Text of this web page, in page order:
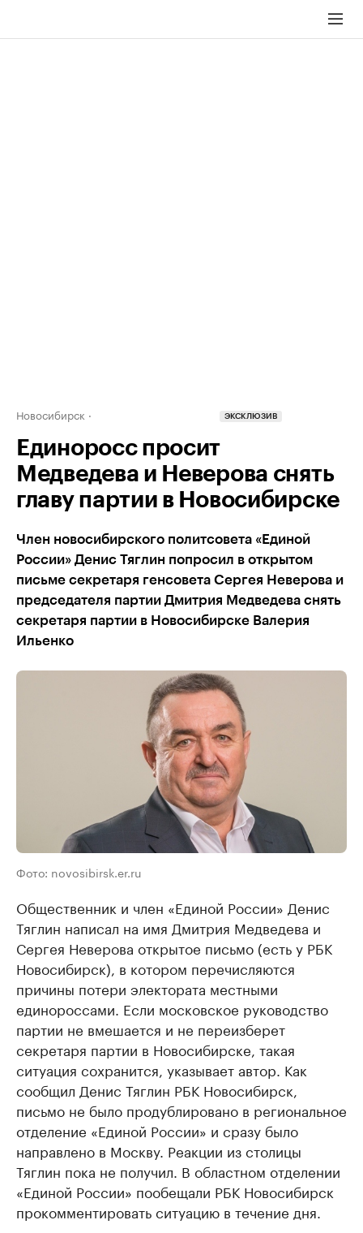
Новосибирск ЭКСКЛЮЗИВ
Единоросс просит
Медведева и Неверова снять
главу партии в Новосибирске
Член новосибирского политсовета «Единой
России» Денис Тяглин попросил в открытом
письме секретаря генсовета Сергея Неверова и
председателя партии Дмитрия Медведева снять
секретаря партии в Новосибирске Валерия
Ильенко
Фото: novosibirsk.er.ru
Общественник и член «Единой России» Денис
Тяглин написал на имя Дмитрия Медведева и
Сергея Неверова открытое письмо (есть у РБК
Новосибирск), в котором перечисляются
причины потери электората местными
единороссами. Если московское руководство
партии не вмешается и не переизберет
секретаря партии в Новосибирске, такая
ситуация сохранится, указывает автор. Как
сообщил Денис Тяглин РБК Новосибирск,
письмо не было продублировано в региональное
отделение «Единой России» и сразу было
направлено в Москву. Реакции из столицы
Тяглин пока не получил. В областном отделении
«Единой России» пообещали РБК Новосибирск
прокомментировать ситуацию в течение дня.